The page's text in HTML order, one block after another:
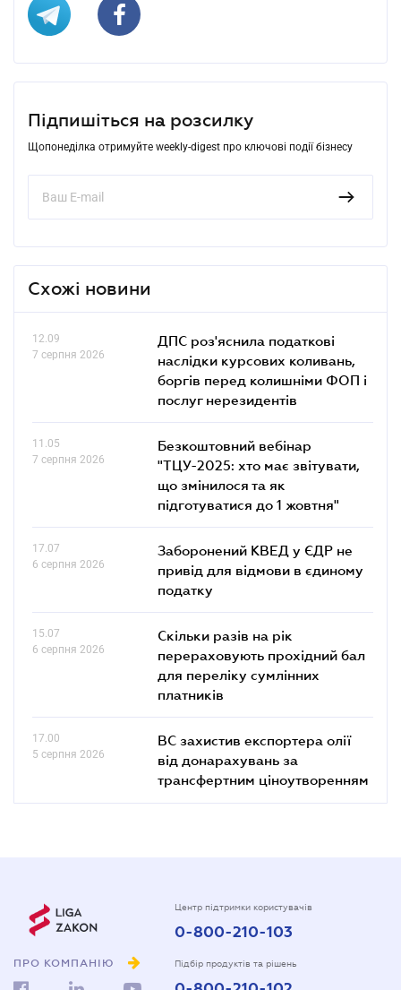
Підпишіться на розсилку
Щопонеділка отримуйте weekly-digest про ключові події бізнесу
Схожі новини
12.09
7 серпня 2026
ДПС роз'яснила податкові
наслідки курсових коливань,
боргів перед колишніми ФОП і
послуг нерезидентів
11.05
7 серпня 2026
Безкоштовний вебінар
"ТЦУ-2025: хто має звітувати,
що змінилося та як
підготуватися до 1 жовтня"
17.07
6 серпня 2026
Заборонений КВЕД у ЄДР не
привід для відмови в єдиному
податку
15.07
6 серпня 2026
Скільки разів на рік
перераховують прохідний бал
для переліку сумлінних
платників
17.00
5 серпня 2026
ВС захистив експортера олії
від донарахувань за
трансфертним ціноутворенням
ПРО КОМПАНІЮ
Центр підтримки користувачів
0-800-210-103
Підбір продуктів та рішень